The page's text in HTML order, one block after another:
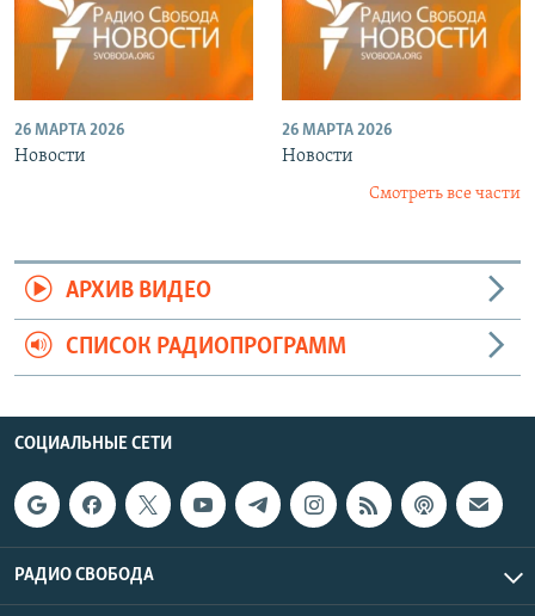
26 МАРТА 2026
Новости
26 МАРТА 2026
Новости
Смотреть все части
АРХИВ ВИДЕО
СПИСОК РАДИОПРОГРАММ
СОЦИАЛЬНЫЕ СЕТИ
РАДИО СВОБОДА